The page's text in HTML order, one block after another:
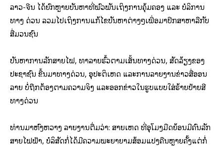
ລາວ​-ຈີນ ໄດ້​​ຍົກຫຼາຍ​ບັນ​ຫາ​​ທີ່​ພົວ​ພັນ​ເຖິງ​ການ​ຄຸ້ມ​ຄອງ ແລະ ບໍ​ລິ​ການ
ທາງ​ ດ່ວນ ລວມ​ໄປ​ເຖິງ​ການ​ແກ້​ໄຂ​ບັນ​ຫາ​ຕ່າງໆເພື່ອ​ມາ​ປຶກ​ສາ​ຫາ​ລື​ກັບ​
ສື່​ມວນ​ຊົນ
ບັນ​ຫາການ​​ລັກ​ສາຍ​ໄຟ, ທຳ​ລາຍຮົ້ວຕາມ​ເສັ້ນ​ທາງ​ດ່ວນ, ສັດ​​ລ້ຽງ​ຂອງ​
ປະ​ຊາ​ຊົນ ຂື້ນ​ມາ​ທາງ​ດ່ວນ, ​ອຸປະ​ຕິ​ເຫດ ແລະການ​ລາຍ​ງານ​ຂ່າວ​​ສື່ອ​ອນ​
ລາຍ ບໍ່​ຖືກ​ຕ້ອງ​ຕາມ​ຄວາມ​ຈິງ ແລະອອກ​ຂ່າວ​ໃນ​ຮູບ​ແບບໃສ່​ຮ້າຍ​ປ້າຍ​ສີ​
ທາງ​ດ່ວນ
ທ່ານມາ​ຫົງ​ຫວາງ ​ລາຍ​ງານ​ຕື່ມ​ວ່າ: ສາຍ​ເຫດ ທີ່ອຸໂມງ​ມືດ​ຍ້ອນ​ມີ​ຄົນ​ລັກ​
ສາຍ​ໄຟ​ຟ້າ, ບໍ​ລິ​ສັດ​ກໍ່ໄດ້​ມີ​ຄວາມ​ພະ​ຍາ​ຍາມສ້ອມ​ແປງ​ຄືນຫຼາຍ​ຄັ້ງແຕ່​ກໍ່​​